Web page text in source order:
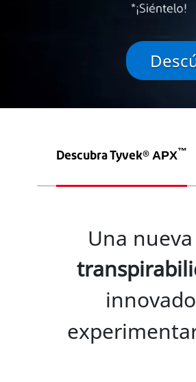
Descubra Tyvek®APX™
Una